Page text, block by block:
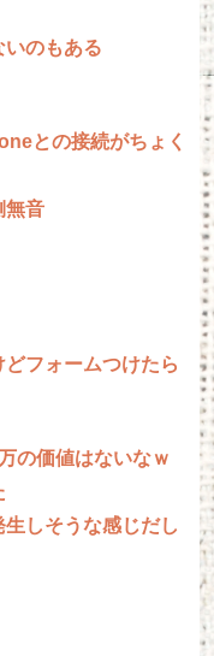
いのもある
との接続がちょく
無音
フォームつけたら
の価値はないなｗ
しそうな感じだし